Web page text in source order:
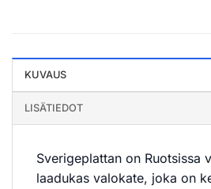
KUVAUS
LISÄTIEDOT
Sverigeplattan on Ruotsissa
laadukas valokate, joka on